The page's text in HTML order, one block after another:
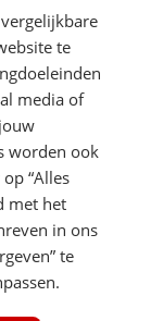
te
media of
worden ook
“Alles
met het
in ons
te